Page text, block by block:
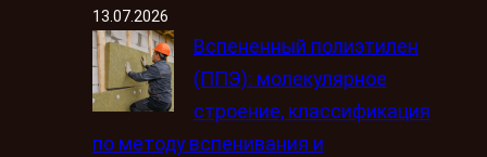
13.07.2026
Вспененный полиэтилен
(ППЭ): молекулярное
строение, классификация
по методу вспенивания и